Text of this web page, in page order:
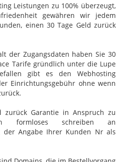
Leistungen zu 100% überzeugt,
gewähren wir jedem
einen 30 Tage Geld zurück
der Zugangsdaten haben Sie 30
Tarife gründlich unter die Lupe
gibt es den Webhosting
Einrichtungsgebühr ohne wenn
zurück Garantie in Anspruch zu
formloses schreiben an
der Angabe Ihrer Kunden Nr als